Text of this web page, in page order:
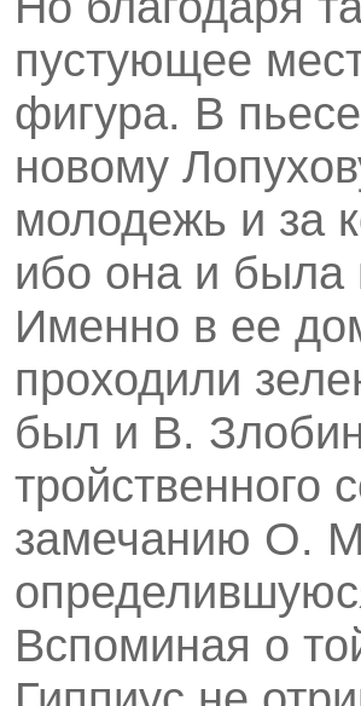
пустующее
фигура. В
новому
молодежь и за
ибо она и была
Именно в ее
проходили
был и В.
тройственного
замечанию О.
Вспоминая о